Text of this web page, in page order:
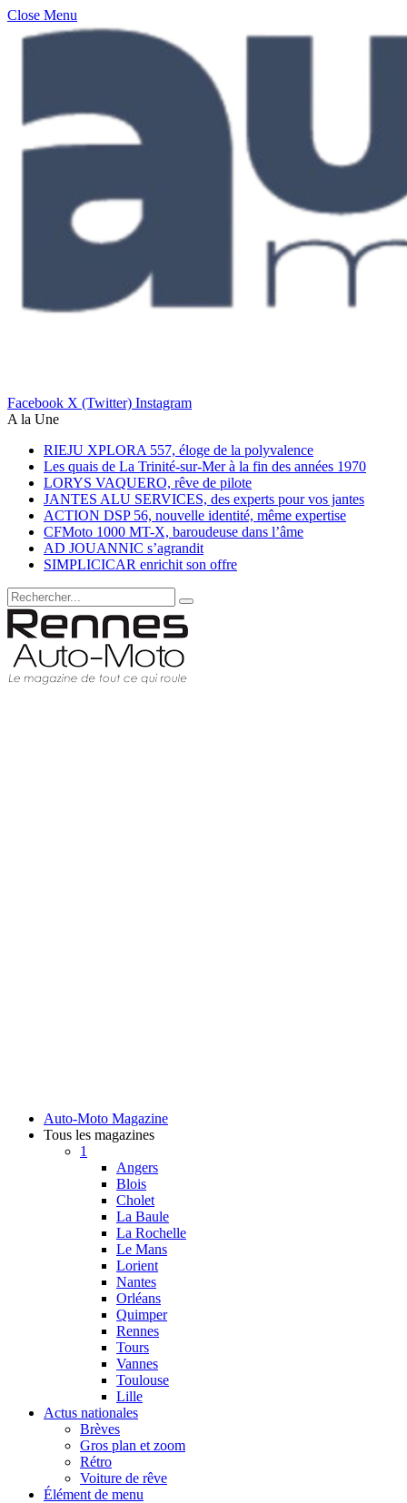
Close Menu
Facebook X (Twitter) Instagram
A la Une
RIEJU XPLORA 557, éloge de la polyvalence
Les quais de La Trinité-sur-Mer à la fin des années 1970
LORYS VAQUERO, rêve de pilote
JANTES ALU SERVICES, des experts pour vos jantes
ACTION DSP 56, nouvelle identité, même expertise
CFMoto 1000 MT-X, baroudeuse dans l’âme
AD JOUANNIC s’agrandit
SIMPLICICAR enrichit son offre
Auto-Moto Magazine
Tous les magazines
1
Angers
Blois
Cholet
La Baule
La Rochelle
Le Mans
Lorient
Nantes
Orléans
Quimper
Rennes
Tours
Vannes
Toulouse
Lille
Actus nationales
Brèves
Gros plan et zoom
Rétro
Voiture de rêve
Élément de menu